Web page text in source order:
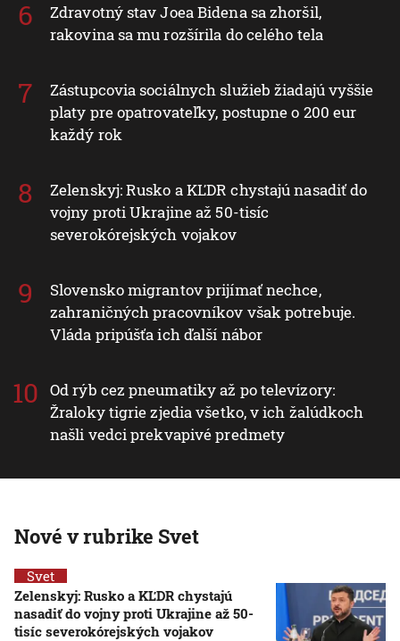
Zdravotný stav Joea Bidena sa zhoršil,
rakovina sa mu rozšírila do celého tela
Zástupcovia sociálnych služieb žiadajú vyššie
platy pre opatrovateľky, postupne o 200 eur
každý rok
Zelenskyj: Rusko a KĽDR chystajú nasadiť do
vojny proti Ukrajine až 50-tisíc
severokórejských vojakov
Slovensko migrantov prijímať nechce,
zahraničných pracovníkov však potrebuje.
Vláda pripúšťa ich ďalší nábor
Od rýb cez pneumatiky až po televízory:
Žraloky tigrie zjedia všetko, v ich žalúdkoch
našli vedci prekvapivé predmety
Nové v rubrike Svet
Svet
Zelenskyj: Rusko a KĽDR chystajú
nasadiť do vojny proti Ukrajine až 50-
tisíc severokórejských vojakov